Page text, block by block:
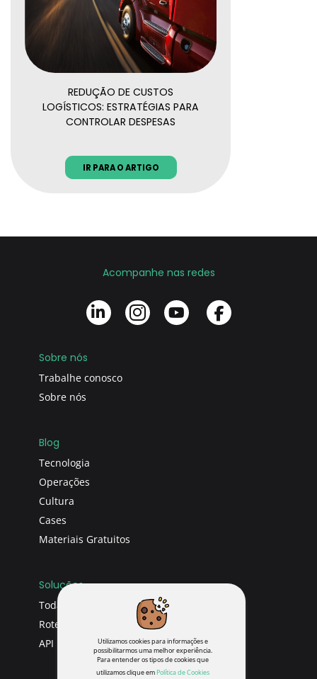
REDUÇÃO DE CUSTOS
LOGÍSTICOS: ESTRATÉGIAS PARA
CONTROLAR DESPESAS
IR PARA O ARTIGO
Acompanhe nas redes
Sobre nós
Trabalhe conosco
Sobre nós
Blog
Tecnologia
Operações
Cultura
Cases
Materiais Gratuitos
Soluções
Todas soluções
Roteirizador
API
Utilizamos cookies para informações e
possibilitarmos uma melhor experiência.
Para entender os tipos de cookies que
utilizamos clique emPolítica de Cookies